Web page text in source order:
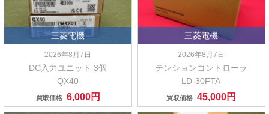
三菱電機
2026年8月7日
DC入力ユニット 3個
QX40
買取価格 6,000円
三菱電機
2026年8月7日
テンションコントローラ
LD-30FTA
買取価格 45,000円